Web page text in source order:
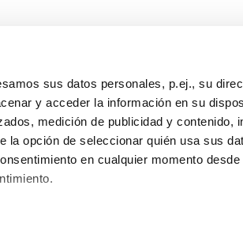
sus datos personales, p.ej., su
y acceder la información en su
medición de publicidad y contenido,
la opción de seleccionar quién usa sus
en cualquier momento